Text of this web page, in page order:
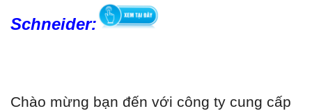
Schneider:
Chào mừng bạn đến với công ty cung cấp